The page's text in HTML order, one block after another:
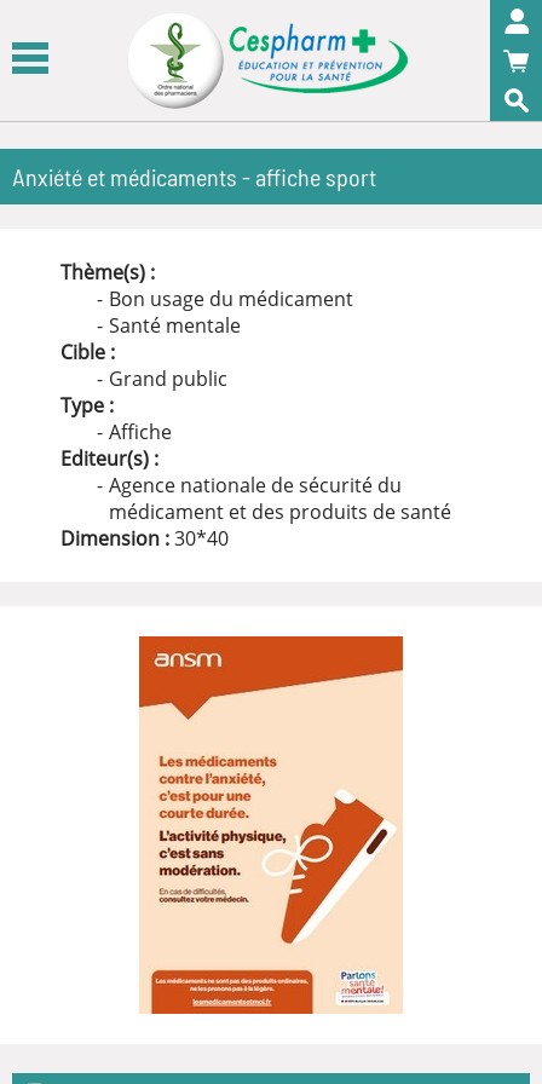
Anxiété et médicaments - affiche sport
Thème(s) :
Bon usage du médicament
Santé mentale
Cible :
Grand public
Type :
Affiche
Editeur(s) :
Agence nationale de sécurité du
médicament et des produits de santé
Dimension :30*40